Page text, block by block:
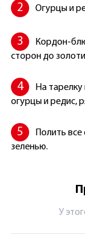
Огурцы и
Кордон-
сторон до
На
огурцы и редис,
Полить
зеленью.
У